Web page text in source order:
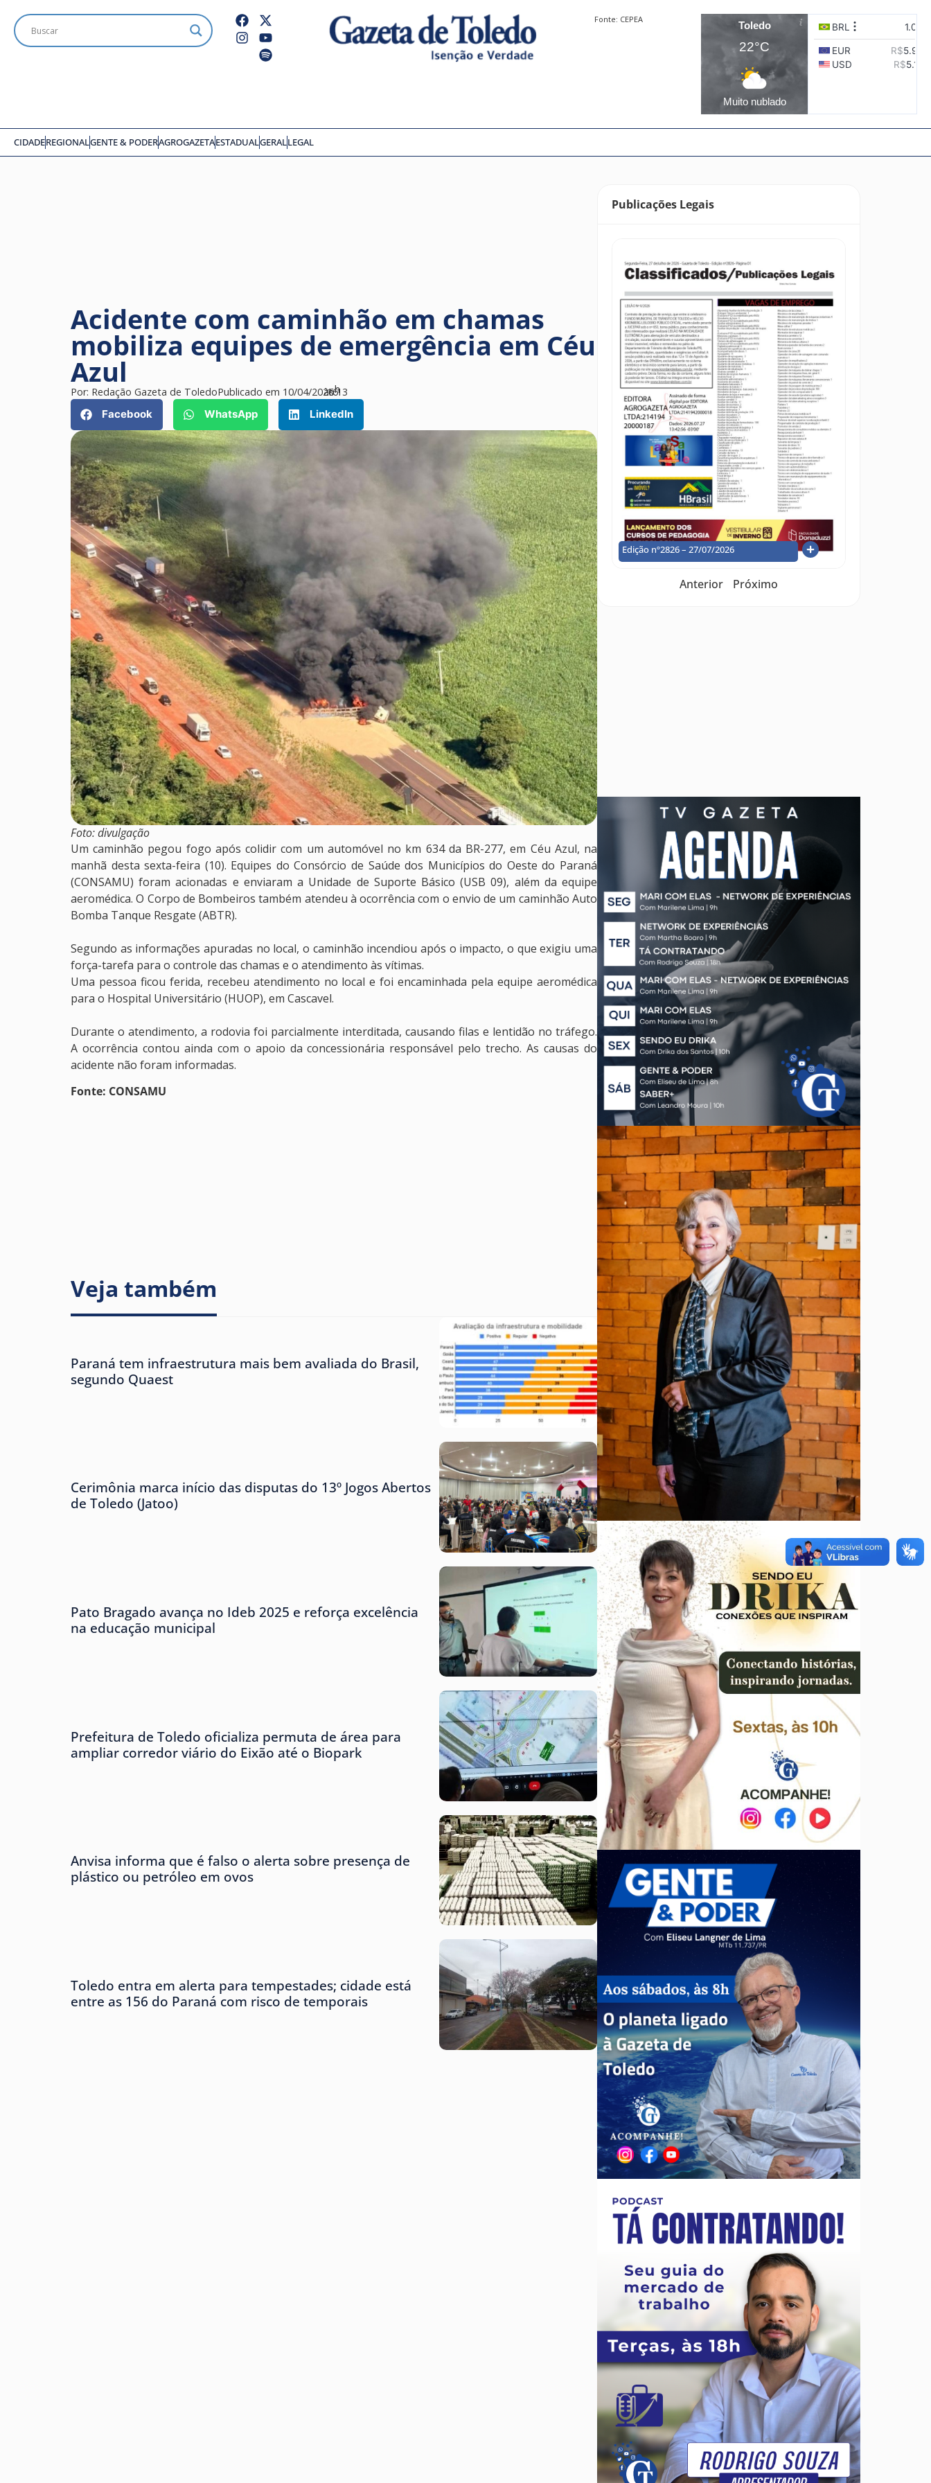
Fonte: CEPEA
Toledo
22°C
Muito nublado
CIDADEREGIONALGENTE & PODERAGROGAZETAESTADUALGERALLEGAL
Acidente com caminhão em chamas
mobiliza equipes de emergência em Céu
Azul
Por: Redação Gazeta de ToledoPublicado em 10/04/2026
às13
h
16
Facebook
WhatsApp LinkedIn
Foto: divulgação
Um caminhão pegou fogo após colidir com um automóvel no km 634 da BR-277, em Céu Azul, na
manhã desta sexta-feira (10). Equipes do Consórcio de Saúde dos Municípios do Oeste do Paraná
(CONSAMU) foram acionadas e enviaram a Unidade de Suporte Básico (USB 09), além da equipe
aeromédica. O Corpo de Bombeiros também atendeu à ocorrência com o envio de um caminhão Auto
Bomba Tanque Resgate (ABTR).
Segundo as informações apuradas no local, o caminhão incendiou após o impacto, o que exigiu uma
força-tarefa para o controle das chamas e o atendimento às vítimas.
Uma pessoa ficou ferida, recebeu atendimento no local e foi encaminhada pela equipe aeromédica
para o Hospital Universitário (HUOP), em Cascavel.
Durante o atendimento, a rodovia foi parcialmente interditada, causando filas e lentidão no tráfego.
A ocorrência contou ainda com o apoio da concessionária responsável pelo trecho. As causas do
acidente não foram informadas.
Fonte: CONSAMU
Veja também
Paraná tem infraestrutura mais bem avaliada do Brasil,
segundo Quaest
Cerimônia marca início das disputas do 13º Jogos Abertos
de Toledo (Jatoo)
Pato Bragado avança no Ideb 2025 e reforça excelência
na educação municipal
Prefeitura de Toledo oficializa permuta de área para
ampliar corredor viário do Eixão até o Biopark
Anvisa informa que é falso o alerta sobre presença de
plástico ou petróleo em ovos
Toledo entra em alerta para tempestades; cidade está
entre as 156 do Paraná com risco de temporais
Publicações Legais
Edição nº2826 – 27/07/2026
Anterior Próximo